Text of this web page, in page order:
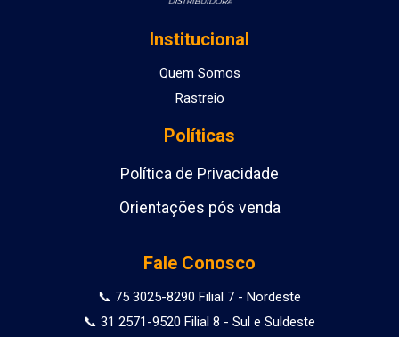
Institucional
Quem Somos
Rastreio
Políticas
Política de Privacidade
Orientações pós venda
Fale Conosco
📞 75 3025-8290 Filial 7 - Nordeste
📞 31 2571-9520 Filial 8 - Sul e Suldeste